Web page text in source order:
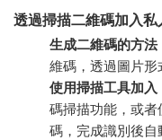
透過掃描二維碼加入私
生成二維碼的方法
維碼，透過圖片形
使用掃描工具加入
碼掃描功能，或
碼，完成識別後自